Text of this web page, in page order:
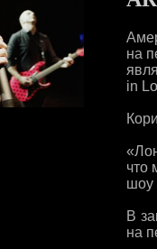
на
in
что
шоу
В
на